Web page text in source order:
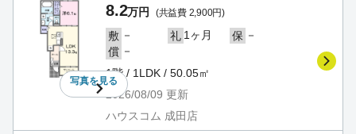
写真を見る
8.2万円 (共益費 2,900円)
敷 － 礼 1ヶ月 保 －
償 －
1階 / 1LDK / 50.05㎡
2026/08/09 更新
ハウスコム 成田店